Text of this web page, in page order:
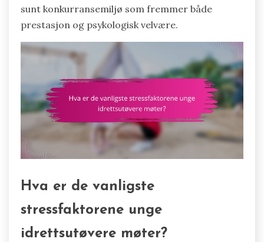
sunt konkurransemiljø som fremmer både
prestasjon og psykologisk velvære.
Hva er de vanligste
stressfaktorene unge
idrettsutøvere møter?